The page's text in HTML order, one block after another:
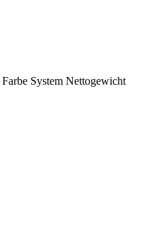
Farbe System Nettogewicht